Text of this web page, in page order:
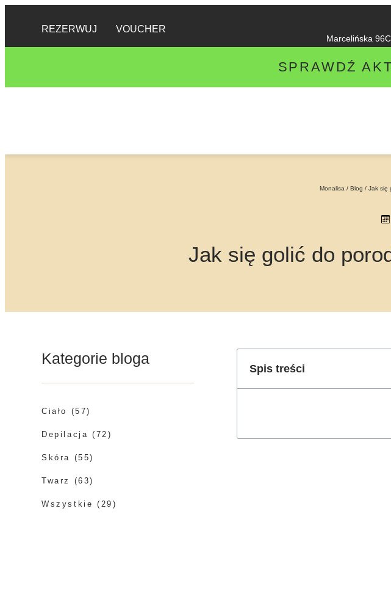
REZERWUJ VOUCHER
Marcelińska
SPRAWDŹ
Monalisa / Blog / Jak się
Jak się golić do
Kategorie bloga
Ciało (57)
Depilacja (72)
Skóra (55)
Twarz (63)
Wszystkie (29)
Spis treści